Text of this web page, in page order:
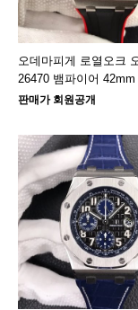
오데마피게 로열오크
26470 뱀파이어 42mm
판매가 회원공개